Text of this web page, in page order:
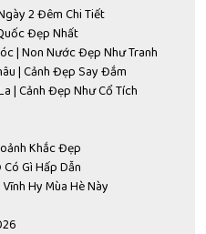
2 Đêm Chi Tiết
Đẹp Nhất
| Non Nước Đẹp Như Tranh
| Cảnh Đẹp Say Đắm
| Cảnh Đẹp Như Cổ Tích
Khắc Đẹp
Gì Hấp Dẫn
Hy Mùa Hè Này